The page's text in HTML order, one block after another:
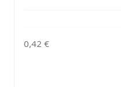
0,42 €